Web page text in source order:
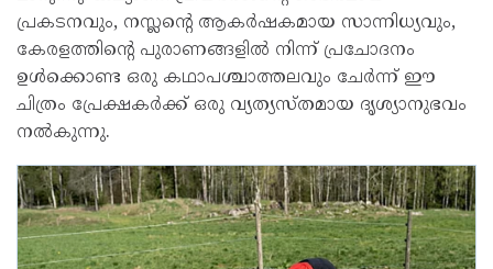
പ്രകടനവും, നസ്ലന്റെ ആകര്‍ഷകമായ സാന്നിധ്യവും,
കേരളത്തിന്റെ പുരാണങ്ങളില്‍ നിന്ന് പ്രചോദനം
ഉള്‍ക്കൊണ്ട ഒരു കഥാപശ്ചാത്തലവും ചേര്‍ന്ന് ഈ
ചിത്രം പ്രേക്ഷകര്‍ക്ക് ഒരു വ്യത്യസ്തമായ ദൃശ്യാനുഭവം
നല്‍കുന്നു.